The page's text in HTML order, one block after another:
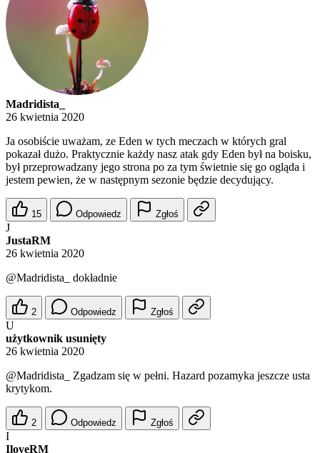
Madridista_
26 kwietnia 2020
Ja osobiście uważam, ze Eden w tych meczach w których gral
pokazał dużo. Praktycznie każdy nasz atak gdy Eden był na boisku,
był przeprowadzany jego strona po za tym świetnie się go ogląda i
jestem pewien, że w następnym sezonie będzie decydujący.
15 Odpowiedz Zgłoś
J
JustaRM
26 kwietnia 2020
@Madridista_
dokładnie
2 Odpowiedz Zgłoś
U
użytkownik usunięty
26 kwietnia 2020
@Madridista_
Zgadzam się w pełni. Hazard pozamyka jeszcze usta
krytykom.
2 Odpowiedz Zgłoś
I
IloveRM